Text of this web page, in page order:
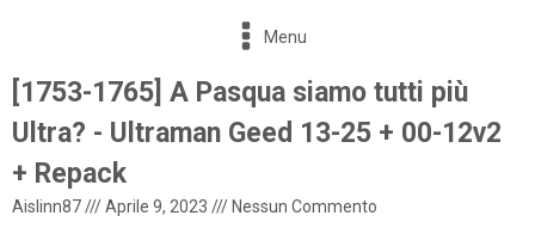
Menu
[1753-1765] A Pasqua siamo tutti più
Ultra? - Ultraman Geed 13-25 + 00-12v2
+ Repack
Aislinn87///Aprile 9, 2023 /// Nessun Commento